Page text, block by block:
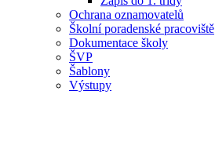
Ochrana oznamovatelů
Školní poradenské pracoviště
Dokumentace školy
ŠVP
Šablony
Výstupy